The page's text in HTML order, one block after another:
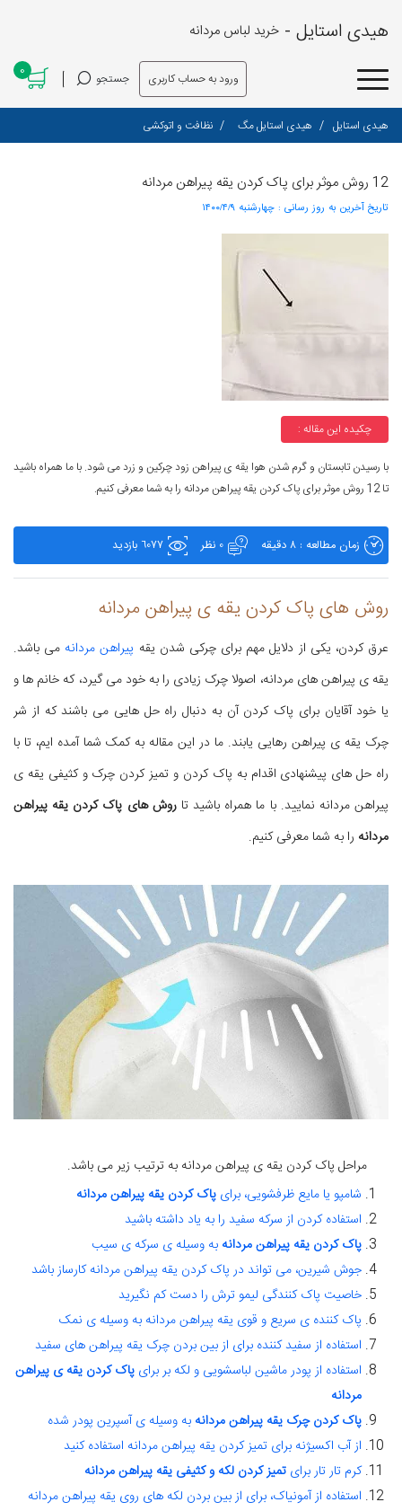
هیدی استایل - خرید لباس مردانه
ورود به حساب کاربری جستجو 0
هیدی استایل هیدی استایل مگ نظافت و اتوکشی
12 روش موثر برای پاک کردن یقه پیراهن مردانه
تاریخ آخرین به روز رسانی : ۱۴۰۰/۴/۹ چهارشنبه
چکیده این مقاله :
با رسیدن تابستان و گرم شدن هوا یقه ی پیراهن زود چرکین و زرد می شود. با ما همراه باشید
تا 12 روش موثر برای پاک کردن یقه پیراهن مردانه را به شما معرفی کنیم.
زمان مطالعه : 8 دقیقه 0 نظر 6077 بازدید
روش های پاک کردن یقه ی پیراهن مردانه
عرق کردن، یکی از دلایل مهم برای چرکی شدن یقه پیراهن مردانه می باشد.
یقه ی پیراهن های مردانه، اصولا چرک زیادی را به خود می گیرد، که خانم ها و
یا خود آقایان برای پاک کردن آن به دنبال راه حل هایی می باشند که از شر
چرک یقه ی پیراهن رهایی یابند. ما در این مقاله به کمک شما آمده ایم، تا با
راه حل های پیشنهادی اقدام به پاک کردن و تمیز کردن چرک و کثیفی یقه ی
پیراهن مردانه نمایید. با ما همراه باشید تاروش های پاک کردن یقه پیراهن
مردانه را به شما معرفی کنیم.
مراحل پاک کردن یقه ی پیراهن مردانه به ترتیب زیر می باشد.
شامپو یا مایع ظرفشویی، برای پاک کردن یقه پیراهن مردانه
استفاده کردن از سرکه سفید را به یاد داشته باشید
پاک کردن یقه پیراهن مردانه به وسیله ی سرکه ی سیب
جوش شیرین، می تواند در پاک کردن یقه پیراهن مردانه کارساز باشد
خاصیت پاک کنندگی لیمو ترش را دست کم نگیرید
پاک کننده ی سریع و قوی یقه پیراهن مردانه به وسیله ی نمک
استفاده از سفید کننده برای از بین بردن چرک یقه پیراهن های سفید
استفاده از پودر ماشین لباسشویی و لکه بر برای پاک کردن یقه ی پیراهن
مردانه
پاک کردن چرک یقه پیراهن مردانه به وسیله ی آسپرین پودر شده
از آب اکسیژنه برای تمیز کردن یقه پیراهن مردانه استفاده کنید
کرم تار تار برای تمیز کردن لکه و کثیفی یقه پیراهن مردانه
استفاده از آمونیاک، برای از بین بردن لکه های روی یقه پیراهن مردانه